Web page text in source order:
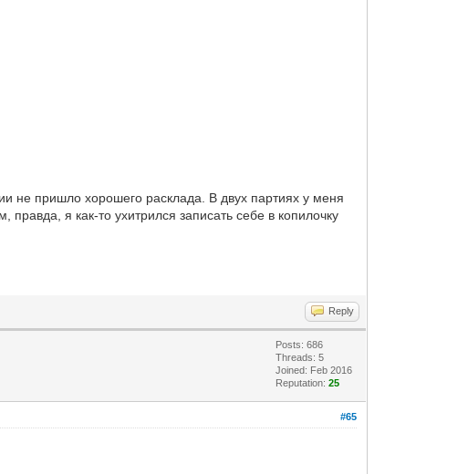
не пришло хорошего расклада. В двух партиях у меня
я как-то ухитрился записать себе в копилочку
Reply
Posts: 686
Threads: 5
Joined: Feb 2016
Reputation:25
#65